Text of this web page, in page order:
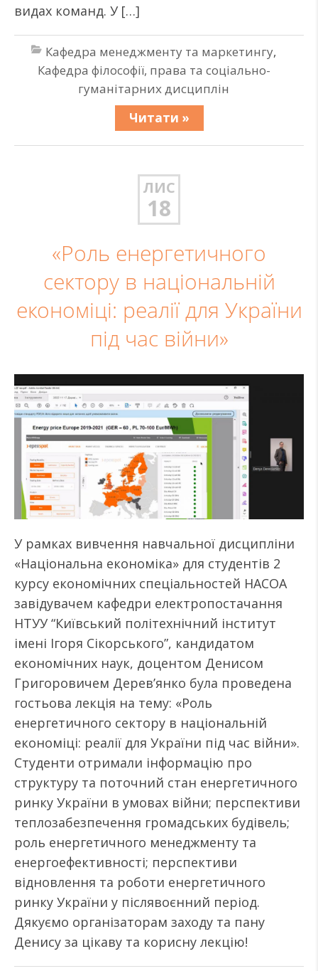
видах команд. У […]
Кафедра менеджменту та маркетингу,
Кафедра філософії, права та соціально-
гуманітарних дисциплін
Читати »
ЛИС
18
«Роль енергетичного
сектору в національній
економіці: реалії для України
під час війни»
У рамках вивчення навчальної дисципліни
«Національна економіка» для студентів 2
курсу економічних спеціальностей НАСОА
завідувачем кафедри електропостачання
НТУУ “Київський політехнічний інститут
імені Ігоря Сікорського”, кандидатом
економічних наук, доцентом Денисом
Григоровичем Дерев’янко була проведена
гостьова лекція на тему: «Роль
енергетичного сектору в національній
економіці: реалії для України під час війни».
Студенти отримали інформацію про
структуру та поточний стан енергетичного
ринку України в умовах війни; перспективи
теплозабезпечення громадських будівель;
роль енергетичного менеджменту та
енергоефективності; перспективи
відновлення та роботи енергетичного
ринку України у післявоєнний період.
Дякуємо організаторам заходу та пану
Денису за цікаву та корисну лекцію!